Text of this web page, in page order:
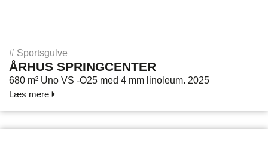
# Sportsgulve
ÅRHUS SPRINGCENTER
680 m² Uno VS -O25 med 4 mm linoleum. 2025
Læs mere